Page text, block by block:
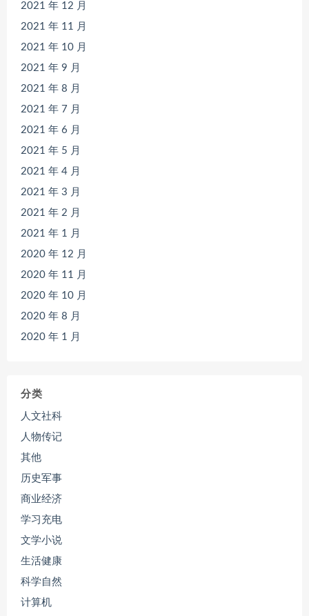
2021 年 12 月
2021 年 11 月
2021 年 10 月
2021 年 9 月
2021 年 8 月
2021 年 7 月
2021 年 6 月
2021 年 5 月
2021 年 4 月
2021 年 3 月
2021 年 2 月
2021 年 1 月
2020 年 12 月
2020 年 11 月
2020 年 10 月
2020 年 8 月
2020 年 1 月
分类
人文社科
人物传记
其他
历史军事
商业经济
学习充电
文学小说
生活健康
科学自然
计算机